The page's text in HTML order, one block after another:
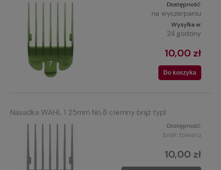
Dostępność:
na wyczerpaniu
Wysyłka w:
24 godziny
10,00 zł
Do koszyka
Nasadka WAHL 1 25mm No.8 ciemny brąz typ1
Dostępność:
brak towaru
10,00 zł